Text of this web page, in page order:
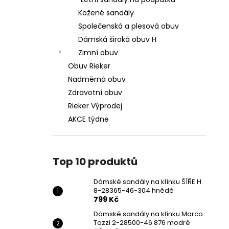
Kožené sandály
Společenská a plesová obuv
Dámská široká obuv H
Zimní obuv
Obuv Rieker
Nadměrná obuv
Zdravotní obuv
Rieker Výprodej
AKCE týdne
Top 10 produktů
Dámské sandály na klínku ŠÍŘE H
8-28365-46-304 hnědé
799 Kč
Dámské sandály na klínku Marco
Tozzi 2-28500-46 876 modré
DÁMSKÉ SANDÁLY NA KLÍNKU ŠÍŘE H 8-
28365-46-304 HNĚDÉ
799 Kč
Původně: 1 699 Kč